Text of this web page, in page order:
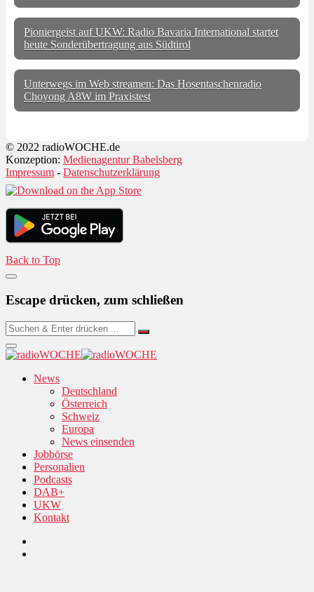
Pioniergeist auf UKW: Radio Bavaria International startet
heute Sonderübertragung aus Südtirol
Unterwegs im Web streamen: Das Hosentaschenradio
Choyong A8W im Praxistest
© 2022 radioWOCHE.de
Konzeption: Medienagentur Babelsberg
Impressum - Datenschutzerklärung
Back to Top
Escape drücken, zum schließen
News
Deutschland
Österreich
Schweiz
Europa
News einsenden
Jobbörse
Personalien
Podcasts
DAB+
UKW
Kontakt